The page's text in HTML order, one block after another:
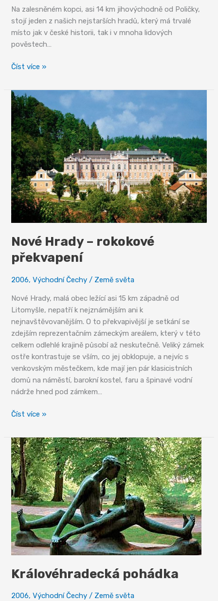
Na zalesněném kopci, asi 14 km jihovýchodně od Poličky,
stojí jeden z našich nejstarších hradů, který má trvalé
místo jak v české historii, tak i v mnoha lidových
pověstech…
Hrad
–
pamětník
zapomenuté
slávy
Číst více »
Nové Hrady – rokokové
překvapení
2006,Východní Čechy / Země světa
Nové Hrady, malá obec ležící asi 15 km západně od
Litomyšle, nepatří k nejznámějším ani k
nejnavštěvovanějším. O to překvapivější je setkání se
zdejším reprezentačním zámeckým areálem, který v této
celkem odlehlé krajině působí až neskutečně. Veliký zámek
ostře kontrastuje se vším, co jej obklopuje, a nejvíc s
venkovským městečkem, kde mají jen pár klasicistních
domů na náměstí, barokní kostel, faru a špinavé vodní
nádrže hned pod zámkem…
Nové
–
rokokové
překvapení
Číst více »
Královéhradecká pohádka
2006,Východní Čechy / Země světa